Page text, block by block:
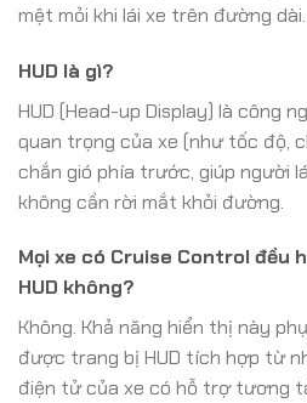
mệt mỏi khi lái xe trên đường dài.
HUD là gì?
HUD (Head-up Display) là công
quan trọng của xe (như tốc độ,
chắn gió phía trước, giúp người
không cần rời mắt khỏi đường.
Mọi xe có Cruise Control đều
HUD không?
Không. Khả năng hiển thị này
được trang bị HUD tích hợp từ
điện tử của xe có hỗ trợ tương